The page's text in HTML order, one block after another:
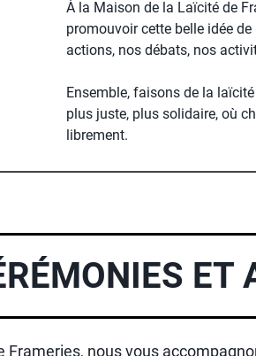
À la Maison de la Laïcité de
promouvoir cette belle idée
actions, nos débats, nos
Ensemble, faisons de la
plus juste, plus solidaire, où
librement.
ET
Frameries, nous vous